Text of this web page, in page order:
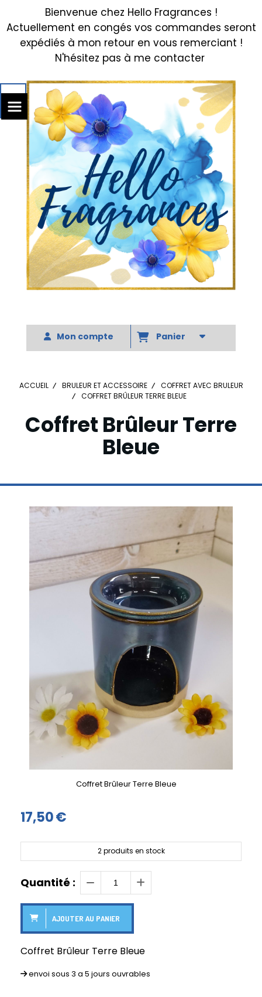
Bienvenue chez Hello Fragrances !
Actuellement en congés vos commandes seront
expédiés à mon retour en vous remerciant !
N'hésitez pas à me contacter
Mon compte Panier
ACCUEIL BRULEUR ET ACCESSOIRE
COFFRET AVEC BRULEUR
COFFRET BRÛLEUR TERRE BLEUE
Coffret Brûleur Terre
Bleue
Coffret Brûleur Terre Bleue
17,50€
2produits en stock
Quantité :
AJOUTER AU PANIER
Coffret Brûleur Terre Bleue
envoi sous 3 a 5 jours ouvrables